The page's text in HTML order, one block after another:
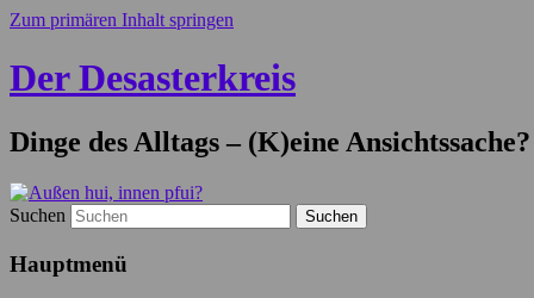
Zum primären Inhalt springen
Der Desasterkreis
Dinge des Alltags – (K)eine Ansichtssache?
Suchen
Hauptmenü